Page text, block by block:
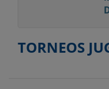
TORNEOS